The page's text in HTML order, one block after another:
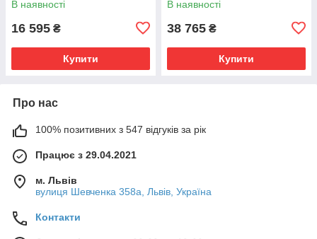
В наявності
16 595 ₴
Купити
В наявності
38 765 ₴
Купити
Про нас
100% позитивних з 547 відгуків за рік
Працює з 29.04.2021
м. Львів
вулиця Шевченка 358а, Львів, Україна
Контакти